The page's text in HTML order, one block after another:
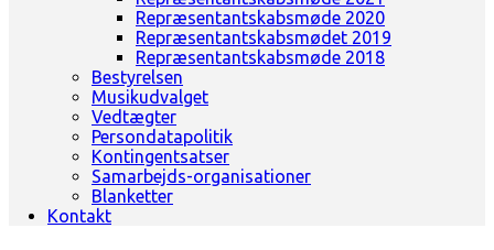
Repræsentantskabsmøde 2020
Repræsentantskabsmødet 2019
Repræsentantskabsmøde 2018
Bestyrelsen
Musikudvalget
Vedtægter
Persondatapolitik
Kontingentsatser
Samarbejds-organisationer
Blanketter
Kontakt